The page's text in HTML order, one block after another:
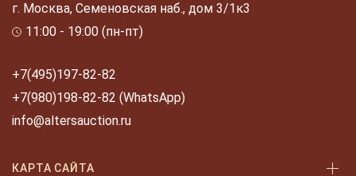
г. Москва, Семеновская наб., дом 3/1к3
11:00 - 19:00 (пн-пт)
+7(495)197-82-82
+7(980)198-82-82 (WhatsApp)
info@altersauction.ru
КАРТА САЙТА